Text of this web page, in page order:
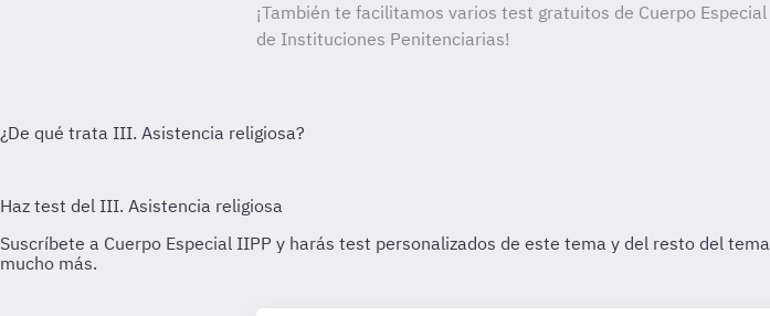
¡También te facilitamos varios test gratuitos de Cuerpo Especial
de Instituciones Penitenciarias!